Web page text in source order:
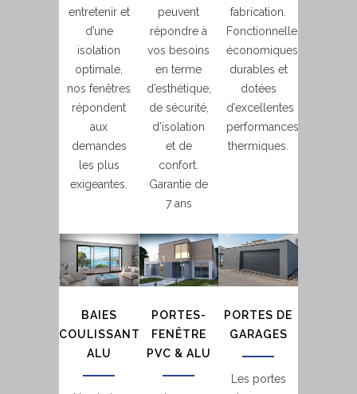
entretenir et
d’une
isolation
optimale,
nos fenêtres
répondent
aux
demandes
les plus
exigeantes.
peuvent
répondre à
vos besoins
en terme
d’esthétique,
de sécurité,
d’isolation
et de
confort.
Garantie de
7 ans
fabrication.
Fonctionnelles,
économiques,
durables et
dotées
d’excellentes
performances
thermiques.
BAIES
COULISSANTES
ALU
PORTES-
FENÊTRE
PVC & ALU
PORTES DE
GARAGES
Les portes